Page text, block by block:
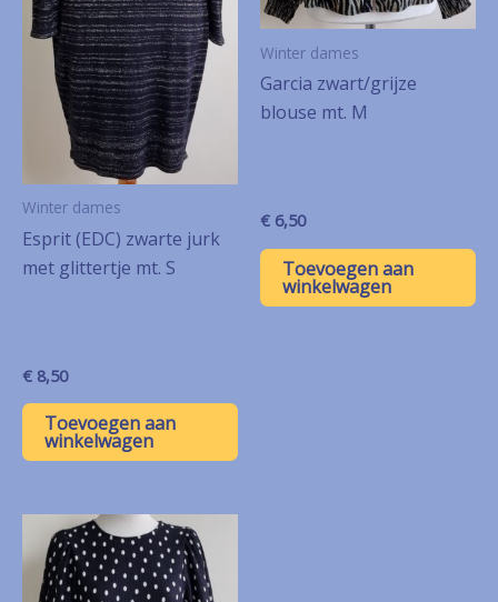
Winter dames
Esprit (EDC) zwarte jurk
met glittertje mt. S
€ 8,50
Toevoegen aan
winkelwagen
Winter dames
Garcia zwart/grijze
blouse mt. M
€ 6,50
Toevoegen aan
winkelwagen